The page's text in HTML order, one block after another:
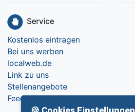
Service
Kostenlos eintragen
Bei uns werben
localweb.de
Link zu uns
Stellenangebote
Feedback